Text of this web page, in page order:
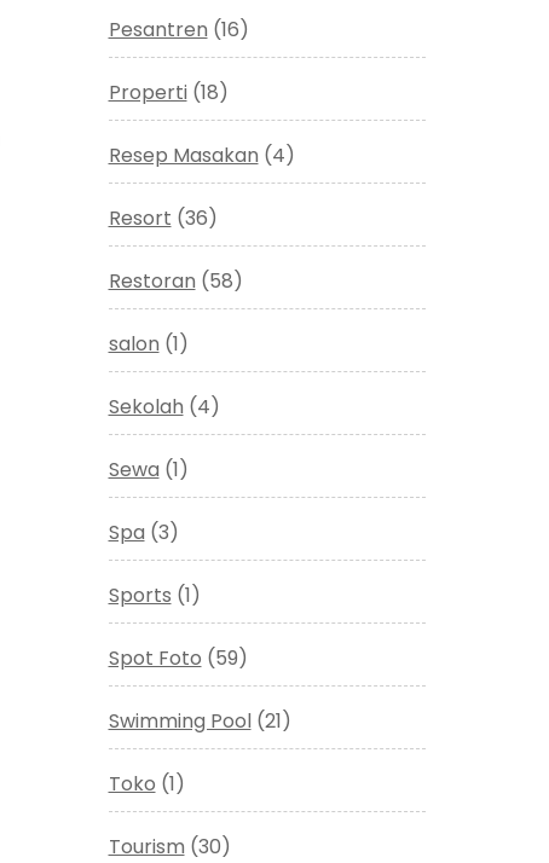
Pesantren (16)
Properti(18)
Resep Masakan (4)
Resort (36)
Restoran (58)
salon (1)
Sekolah (4)
Sewa (1)
Spa (3)
Sports (1)
Spot Foto (59)
Swimming Pool(21)
Toko (1)
Tourism (30)